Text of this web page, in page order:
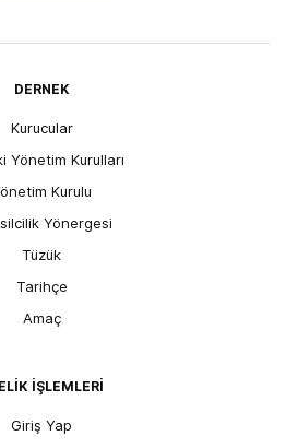
DERNEK
Kurucular
Yönetim Kurulları
Kurulu
Yönergesi
Tüzük
Tarihçe
Amaç
İŞLEMLERİ
Giriş Yap